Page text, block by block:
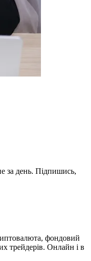
за день. Підпишись,
фондовий
трейдерів. Онлайн і в